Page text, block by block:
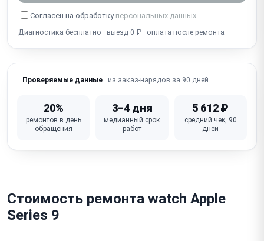
Не работает NFC / Apple Pay
на экране)
Сломан / не фиксируется ремешок (механизм
Согласен на обработку персональных данных
Диагностика бесплатно · выезд 0 ₽ · оплата после ремонта
Проверяемые данные из заказ-нарядов за 90 дней
20%
ремонтов в день
обращения
3–4 дня
медианный срок
работ
5 612 ₽
средний чек, 90
дней
Стоимость ремонта watch Apple
Series 9